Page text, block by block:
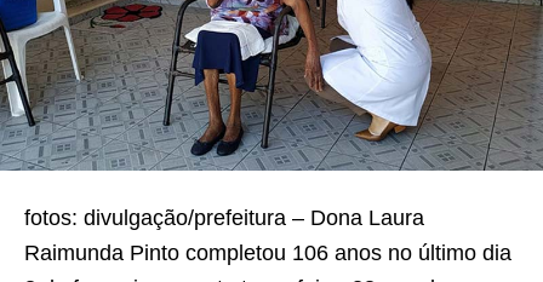
fotos: divulgação/prefeitura – Dona Laura
Raimunda Pinto completou 106 anos no último dia